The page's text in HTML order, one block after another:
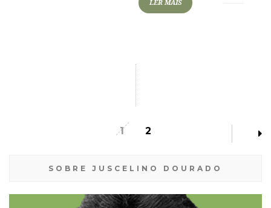
LER MAIS
1 2
SOBRE JUSCELINO DOURADO